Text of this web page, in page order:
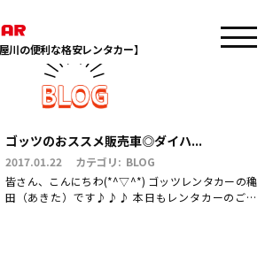
川の便利な格安レンタカー】
ゴッツのおススメ販売車◎ダイハ...
2017.01.22 カテゴリ: BLOG
皆さん、こんにちわ(*^▽^*) ゴッツレンタカーの穐
田（あきた）です♪♪♪ 本日もレンタカーのご利